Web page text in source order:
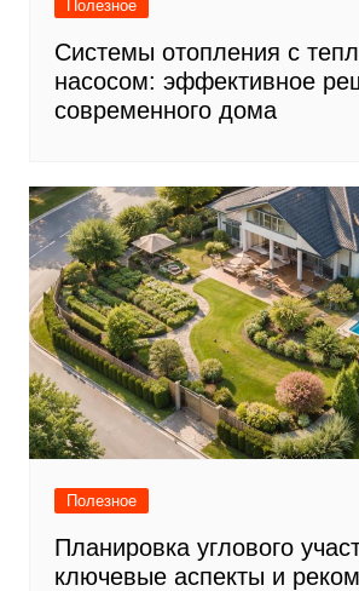
Полезное
Системы отопления с
насосом: эффективное
современного дома
Полезное
Планировка углового
ключевые аспекты и